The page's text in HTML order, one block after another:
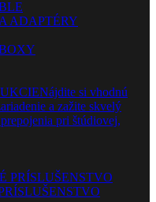
ADAPTÉRY
Nájdite si vhodnú
a zažite skvelý
pri štúdiovej,
PRÍSLUŠENSTVO